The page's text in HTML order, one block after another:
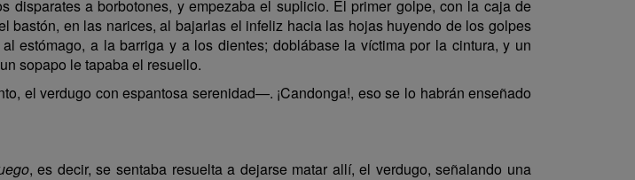
disparates a borbotones, y empezaba el suplicio. El primer golpe, con la caja de
bastón, en las narices, al bajarlas el infeliz hacia las hojas huyendo de los golpes
estómago, a la barriga y a los dientes; doblábase la víctima por la cintura, y un
sopapo le tapaba el resuello.
el verdugo con espantosa serenidad—. ¡Candonga!, eso se lo habrán enseñado
, es decir, se sentaba resuelta a dejarse matar allí, el verdugo, señalando una